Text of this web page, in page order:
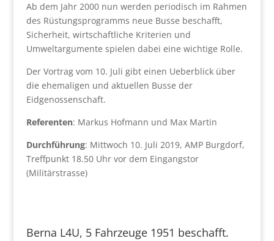
Ab dem Jahr 2000 nun werden periodisch im Rahmen
des Rüstungsprogramms neue Busse beschafft,
Sicherheit, wirtschaftliche Kriterien und
Umweltargumente spielen dabei eine wichtige Rolle.
Der Vortrag vom 10. Juli gibt einen Ueberblick über
die ehemaligen und aktuellen Busse der
Eidgenossenschaft.
Referenten: Markus Hofmann und Max Martin
Durchführung: Mittwoch 10. Juli 2019, AMP Burgdorf,
Treffpunkt 18.50 Uhr vor dem Eingangstor
(Militärstrasse)
Berna L4U, 5 Fahrzeuge 1951 beschafft.